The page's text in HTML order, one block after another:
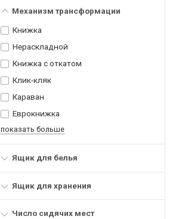
Механизм трансформации
Книжка
Нераскладной
Книжка с откатом
Клик-кляк
Караван
Еврокнижка
показать больше
Ящик для белья
Ящик для хранения
Число сидячих мест